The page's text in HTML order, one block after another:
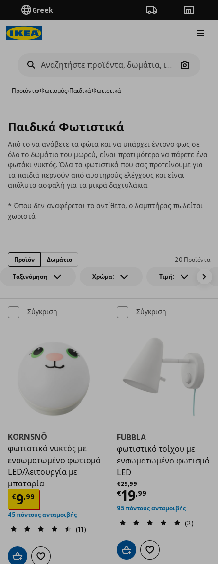
Greek Πορεία παραγγελίας
Camera
Προϊόντα›Φωτισμός›Παιδικά Φωτιστικά
Παιδικά Φωτιστικά
Από το να ανάβετε τα φώτα και να υπάρχει έντονο φως σε
όλο το δωμάτιο του μωρού, είναι προτιμότερο να πάρετε ένα
φωτάκι νυκτός. Όλα τα φωτιστικά που σας προτείνουμε για
τα παιδιά περνούν από αυστηρούς ελέγχους και είναι
απόλυτα ασφαλή για τα μικρά δαχτυλάκια.
* Όπου δεν αναφέρεται το αντίθετο, ο λαμπτήρας πωλείται
χωριστά.
Ταξινόμηση Χρώμα: Τιμή:
20 Προϊόντα
Προϊόν Δωμάτιο
Σύγκριση
KORNSNÖ
φωτιστικό νυκτός με
ενσωματωμένο φωτισμό
LED/λειτουργία με
μπαταρία
€9,99
Τρέχουσα τιμή € 9,99
45 πόντους ανταμοιβής
(11)
Προσθήκη στο καλάθι
Προσθήκη στα αγαπημένα
Σύγκριση
FUBBLA
φωτιστικό τοίχου με
ενσωματωμένο φωτισμό
LED
€29,99
Αρχική τιμή
€19,99
Τρέχουσα
95 πόντους ανταμοιβής
(2)
Προσθήκη στο καλάθι
Προσθήκη στα